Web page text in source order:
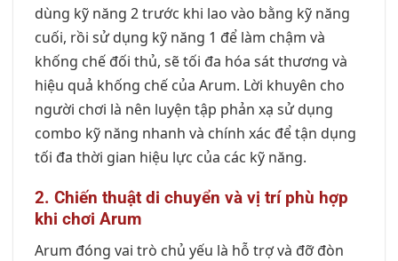
dùng kỹ năng 2 trước khi lao vào bằng kỹ năng
cuối, rồi sử dụng kỹ năng 1 để làm chậm và
khống chế đối thủ, sẽ tối đa hóa sát thương và
hiệu quả khống chế của Arum. Lời khuyên cho
người chơi là nên luyện tập phản xạ sử dụng
combo kỹ năng nhanh và chính xác để tận dụng
tối đa thời gian hiệu lực của các kỹ năng.
2. Chiến thuật di chuyển và vị trí phù hợp
khi chơi Arum
Arum đóng vai trò chủ yếu là hỗ trợ và đỡ đòn